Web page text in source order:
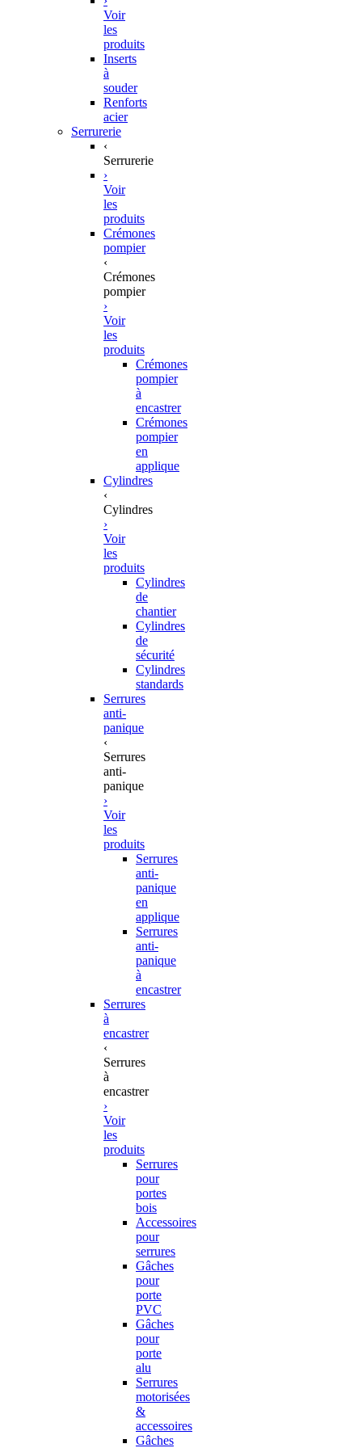
Voir
les
produits
Inserts
à
souder
Renforts
acier
Serrurerie
‹
Serrurerie
›
Voir
les
produits
Crémones
pompier
‹
Crémones
pompier
›
Voir
les
produits
Crémones
pompier
à
encastrer
Crémones
pompier
en
applique
Cylindres
‹
Cylindres
›
Voir
les
produits
Cylindres
de
chantier
Cylindres
de
sécurité
Cylindres
standards
Serrures
anti-
panique
‹
Serrures
anti-
panique
›
Voir
les
produits
Serrures
anti-
panique
en
applique
Serrures
anti-
panique
à
encastrer
Serrures
à
encastrer
‹
Serrures
à
encastrer
›
Voir
les
produits
Serrures
pour
portes
bois
Accessoires
pour
serrures
Gâches
pour
porte
PVC
Gâches
pour
porte
alu
Serrures
motorisées
&
accessoires
Gâches